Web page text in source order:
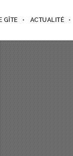
GÎTE ACTUALITÉ